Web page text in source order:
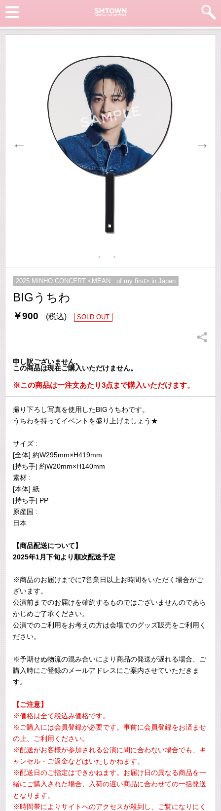
BIGうちわ
￥900 (税込) SOLD OUT
2025 MINHO CONCERT <MEAN : of my first> in Japan
申し訳ございません。
この商品は現在ご購入いただけません。
※この商品は一注文あたり3点まで購入いただけます。
撮り下ろし写真を使用したBIGうちわです。
うちわを持ってイベントを盛り上げましょう★
サイズ :
[全体] 約W295mm×H419mm
[持ち手] 約W20mm×H140mm
素材 :
[本体] 紙
[持ち手] PP
原産国 :
日本
【商品配送について】
2025年1月下旬より順次配送予定
※商品のお届けまでに7営業日以上お時間をいただく場合がご
ざいます。
公演前までのお届けを確約するものではございませんのであら
かじめご了承ください。
公演でのご利用をお考えの方は会場でのグッズ販売をご利用く
ださい。
※予期せぬ物流の混み合いにより商品の発送が遅れる場合、ご
購入時にご登録のメールアドレスにご案内させていただきま
す。
【ご注意】
※価格は全て税込み価格です。
※ご購入には会員登録が必要です。事前に会員登録をお済ませ
の上、ご利用ください。
※配送がお客様が参加される公演に間に合わない場合でも、キ
ャンセル・ご返金などはいたしかねます。
※配送日のご指定はできかねます。お届け日の異なる商品を一
緒にご購入された場合、入荷の遅い商品に合わせての一括発送
となります。
※時間帯によりサイトへのアクセスが殺到し、ご覧になりにく